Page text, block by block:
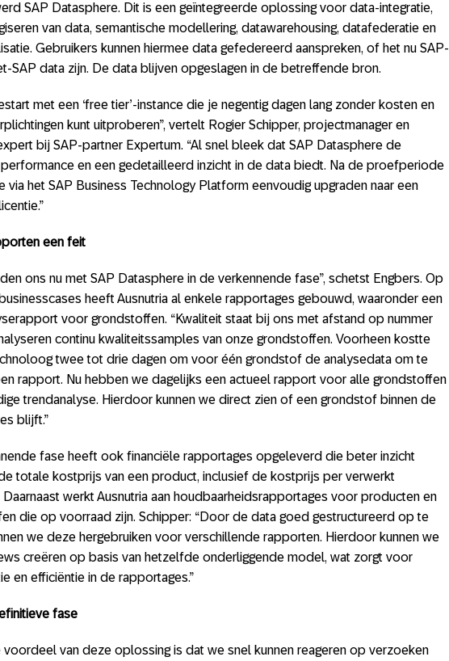
SAP Datasphere. Dit is een geïntegreerde oplossing voor data-integratie,
van data, semantische modellering, datawarehousing, datafederatie en
Gebruikers kunnen hiermee data gefedereerd aanspreken, of het nu SAP-
SAP data zijn. De data blijven opgeslagen in de betreffende bron.
met een ‘free tier’-instance die je negentig dagen lang zonder kosten en
kunt uitproberen”, vertelt Rogier Schipper, projectmanager en
bij SAP-partner Expertum. “Al snel bleek dat SAP Datasphere de
en een gedetailleerd inzicht in de data biedt. Na de proefperiode
via het SAP Business Technology Platform eenvoudig upgraden naar een
een feit
ons nu met SAP Datasphere in de verkennende fase”, schetst Engbers. Op
heeft Ausnutria al enkele rapportages gebouwd, waaronder een
voor grondstoffen. “Kwaliteit staat bij ons met afstand op nummer
continu kwaliteitssamples van onze grondstoffen. Voorheen kostte
twee tot drie dagen om voor één grondstof de analysedata om te
rapport. Nu hebben we dagelijks een actueel rapport voor alle grondstoffen
trendanalyse. Hierdoor kunnen we direct zien of een grondstof binnen de
blijft.”
fase heeft ook financiële rapportages opgeleverd die beter inzicht
totale kostprijs van een product, inclusief de kostprijs per verwerkt
Daarnaast werkt Ausnutria aan houdbaarheidsrapportages voor producten en
die op voorraad zijn. Schipper: “Door de data goed gestructureerd op te
we deze hergebruiken voor verschillende rapporten. Hierdoor kunnen we
creëren op basis van hetzelfde onderliggende model, wat zorgt voor
en efficiëntie in de rapportages.”
fase
voordeel van deze oplossing is dat we snel kunnen reageren op verzoeken